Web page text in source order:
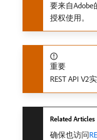
要来自
授权使用。
重要
REST API V2
Related Articles
确保也访问